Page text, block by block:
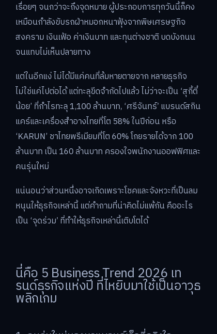
เรื่อยๆ จนกว่าจะถึงจุดหมาย ผู้ประกอบการทุกวันนี้ก็คง
เหมือนกำลังขับรถฝ่าหมอกหนาฟุ้งจากพิษเศรษฐกิจ
สงคราม เงินเฟ้อ ค่าเงินบาท และทุนต่างชาติ บดบังถนน
จนแทบไม่เห็นปลายทาง
แต่ในอีกแง่ ไม่ได้มีแค่คนที่ล้มหายตายจาก หลายธุรกิจ
ไม่ใช่แค่ไปต่อได้ แต่ทะลุขีดจำกัดไปแล้ว ไม่ว่าจะเป็น ‘สุกี้ตี๋
น้อย’ ที่กำไรทะลุ 1,100 ล้านบาท, ‘ศรีจันทร์’ แบรนด์สกิน
แคร์และเครื่องสำอางไทยที่โต 58% ในปีก่อน หรือ
‘KARUN’ ชาไทยพรีเมียมที่โต 60% โกยรายได้จาก 100
ล้านบาท เป็น 160 ล้านบาท ครองใจพนักงานออฟฟิศและ
คนรุ่นใหม่
แน่นอนว่าส่วนหนึ่งอาจเกิดเพราะโชคและจังหวะที่เป็นลม
หนุนให้ธุรกิจเหล่านี้ แต่คำถามที่น่าคิดไม่แพ้กัน คืออะไร
เป็น ‘จุดร่วม’ ที่ทำให้ธุรกิจเหล่านี้เติบโตได้
นี่คือ 5 Business Trend 2026 เท
รนด์ธุรกิจแห่งปี ที่ไหยิบมาใช้เป็นอาวุธ
พลิกเกม